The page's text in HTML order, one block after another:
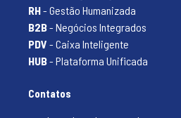
RH- Gestão Humanizada
B2B- Negócios Integrados
PDV - Caixa Inteligente
HUB- Plataforma Unificada
Contatos